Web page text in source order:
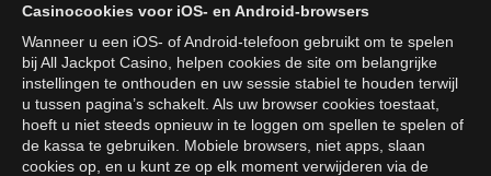
Casinocookies voor iOS- en Android-browsers
Wanneer u een iOS- of Android-telefoon gebruikt om te spelen
bij All Jackpot Casino, helpen cookies de site om belangrijke
instellingen te onthouden en uw sessie stabiel te houden terwijl
u tussen pagina’s schakelt. Als uw browser cookies toestaat,
hoeft u niet steeds opnieuw in te loggen om spellen te spelen of
de kassa te gebruiken. Mobiele browsers, niet apps, slaan
cookies op, en u kunt ze op elk moment verwijderen via de